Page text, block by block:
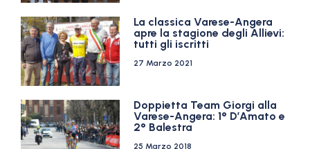
La classica Varese-Angera
apre la stagione degli Allievi:
tutti gli iscritti
27 Marzo 2021
Doppietta Team Giorgi alla
Varese-Angera: 1° D’Amato e
2° Balestra
25 Marzo 2018